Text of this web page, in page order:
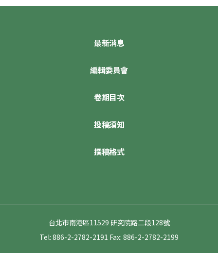
最新消息
編輯委員會
卷期目次
投稿須知
撰稿格式
台北市南港區11529 研究院路二段128號
Tel: 886-2-2782-2191 Fax: 886-2-2782-2199